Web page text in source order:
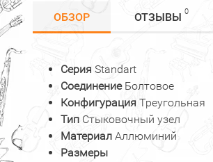
ОБЗОР ОТЗЫВЫ 0
Серия Standart
СоединениеБолтовое
Конфигурация Треугольная
Тип Стыковочный узел
Материал Аллюминий
Размеры